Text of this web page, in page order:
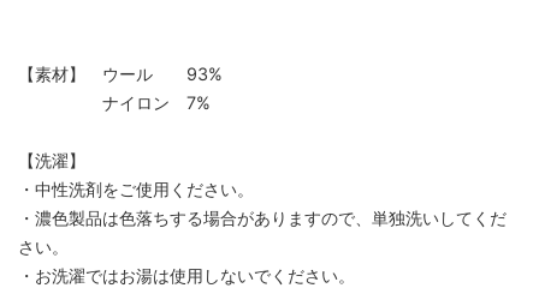
【素材】 ウール 93%
ナイロン 7%
【洗濯】
・中性洗剤をご使用ください。
・濃色製品は色落ちする場合がありますので、単独洗いしてくだ
さい。
・お洗濯ではお湯は使用しないでください。